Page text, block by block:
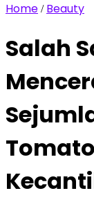
Home / Beauty
Salah